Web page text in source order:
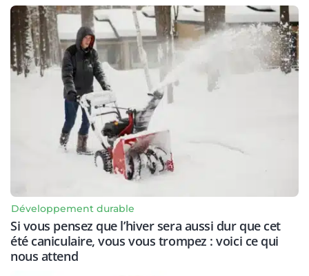
Développement durable
Si vous pensez que l’hiver sera aussi dur que cet
été caniculaire, vous vous trompez : voici ce qui
nous attend